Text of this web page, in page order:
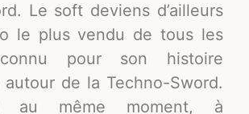
Le soft deviens d’ailleurs
le plus vendu de tous les
pour son histoire
de la Techno-Sword.
au même moment, à